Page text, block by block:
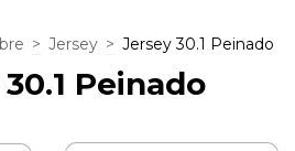
> Jersey > Jersey 30.1 Peinado
Peinado